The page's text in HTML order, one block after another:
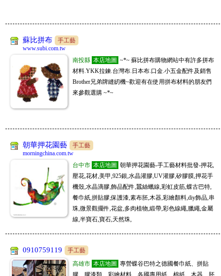
新款天天上新 全台一件起批 專做精品 講求高端精品的 直接找我們5800工廠
就對了
08/04 購物商城 勵瑪全球團購批發
台中百坪實體廠房可自取，一件起批無需繳交入會費，徵實力團媽及想賺第
二份收入的你！加入LINE客服@lima888
購物商城 家加購GAGAGO
📢新北批發百坪倉庫!一手供貨，寢具家飾、生活五金千種商品，招收直播
主、團媽、自取店 客服ID:scgagago01
08/04 手工藝 冠亦商行
冠亦商行手工皂材料專業分售，請至商店搜尋"冠亦商行"就能找到我們囉! 滿
額贈精油，快來選購喲
08/04 購物商城 JL全球代購
1688工廠批發網 網絡最低價 價格實惠,品質优,🤍歡迎詢問批發零售微信：goo
dnike01
08/03 購物商城 家加購GAGAGO
📢新北批發百坪倉庫!一手供貨，寢具家飾、生活五金千種商品，招收直播
主、團媽、自取店 客服ID:scgagago01
08/03 購物商城 勵瑪全球團購批發
台中百坪實體廠房可自取，一件起批無需繳交入會費，徵實力團媽及想賺第
二份收入的你！加入LINE客服@lima888
冠亦商行
冠亦商行手工皂材料專業分售，請至商店搜尋"冠亦商行"就能找到我們囉! 滿
額贈精油，快來選購喲
08/03 購物商城 JL全球代購 www.kitty888.com.tw
天上新品 😁ID 0908123186 或搜尋 JL全球代購 或 www. kitty888.com.tw
08/03 購物商城 JM批發大盤商 www.sofeelco.com
促銷9折,每天刊登新款,敬請關注,全網批發價,頂級原單精品上遊貨源供貨廠商,
蘇比拼布
手工藝
www.subi.com.tw
南投縣 本店地圖 ~*~ 蘇比拼布購物網站中有許多拼布
材料.YKK拉鍊.台灣布.日本布.口金.小五金配件及銷售
Brother兄弟牌縫紉機~歡迎有在使用拼布材料的朋友們
來參觀選購 ~*~
朝華押花園藝
手工藝
morningchina.com.tw
台中市 本店地圖 朝華押花園藝-手工藝材料批發-押花,
壓花,花材,美甲,925銀,水晶灌膠,UV灌膠,矽膠膜,押花手
機殼,水晶滴膠,飾品配件,蠶絲蠟線,彩虹皮筋,蝶古巴特,
餐巾紙,拼貼膠,保護漆,素布胚,木器,彩繪顏料,diy飾品,串
珠,微景觀擺件,花盆,多肉植物,緞帶,彩色線繩,臘繩,金屬
線,半寶石,寶石,天然珠,
0910759119
手工藝
高雄市 本店地圖 專營蝶谷巴特之德國餐巾紙、拼貼
膠、膠漆類、彩繪材料、各國專用紙、棉紙、木器、胚